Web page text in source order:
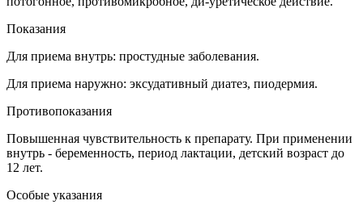
Показания
Для приема внутрь: простудные заболевания.
Для приема наружно: эксудативный диатез, пиодермия.
Противопоказания
Повышенная чувствительность к препарату. При применении
внутрь - беременность, период лактации, детский возраст до
12 лет.
Особые указания